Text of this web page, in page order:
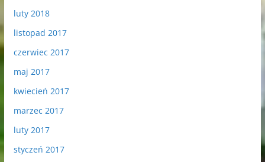
luty 2018
listopad 2017
czerwiec 2017
maj 2017
kwiecień 2017
marzec 2017
luty 2017
styczeń 2017